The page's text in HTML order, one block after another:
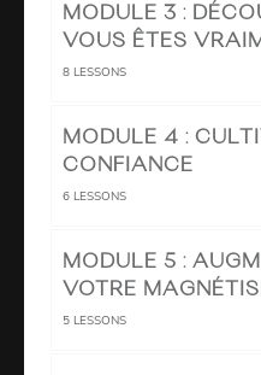
MODULE 3 :
VOUS ÊTES
8 LESSONS
MODULE 4 :
CONFIANCE
6 LESSONS
MODULE 5 :
VOTRE
5 LESSONS